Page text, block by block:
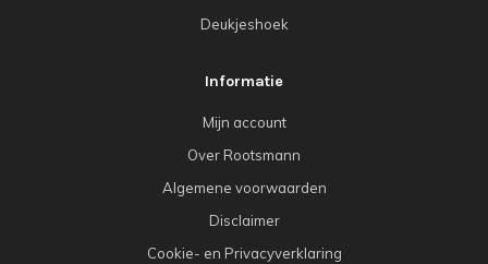
Deukjeshoek
Informatie
Mijn account
Over Rootsmann
Algemene voorwaarden
Disclaimer
Cookie- en Privacyverklaring